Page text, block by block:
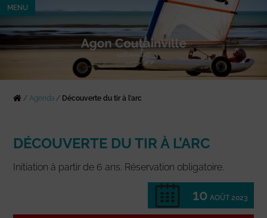
MENU
/Agenda / Découverte du tir à l’arc
DÉCOUVERTE DU TIR À L’ARC
Initiation à partir de 6 ans. Réservation obligatoire.
10 AOÛT 2023